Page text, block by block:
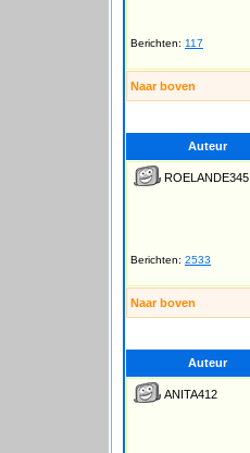
Berichten: 117
Naar boven
Auteur
ROELANDE345
Berichten: 2533
Naar boven
Auteur
ANITA412